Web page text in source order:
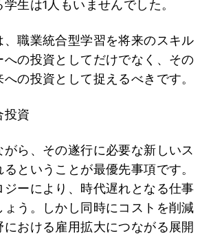
生は1人もいませんでした。
、職業統合型学習を将来のスキル
への投資としてだけでなく、その
の投資として捉えるべきです。
投資
ら、その遂行に必要な新しいス
ということが最優先事項です。
ジーにより、時代遅れとなる仕事
ょう。しかし同時にコストを削減
における雇用拡大につながる展開